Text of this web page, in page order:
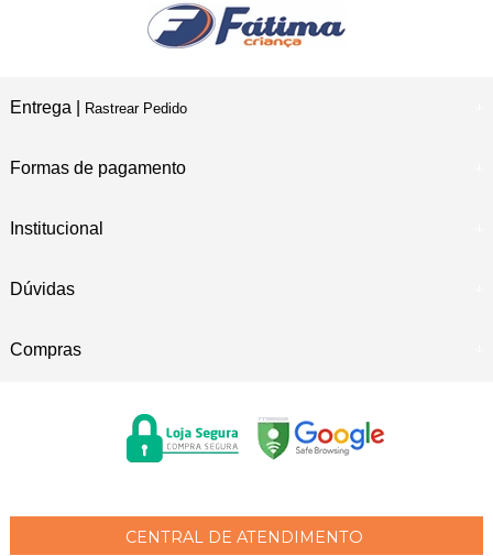
Entrega | Rastrear Pedido
Formas de pagamento
Institucional
Dúvidas
Compras
CENTRAL DE ATENDIMENTO